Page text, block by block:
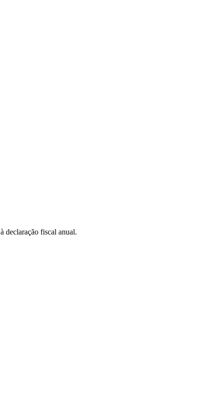
declaração fiscal anual.